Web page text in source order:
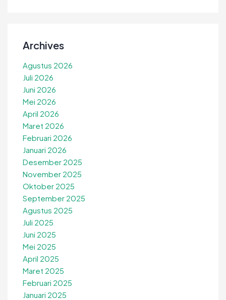
Archives
Agustus 2026
Juli 2026
Juni 2026
Mei 2026
April 2026
Maret 2026
Februari 2026
Januari 2026
Desember 2025
November 2025
Oktober 2025
September 2025
Agustus 2025
Juli 2025
Juni 2025
Mei 2025
April 2025
Maret 2025
Februari 2025
Januari 2025